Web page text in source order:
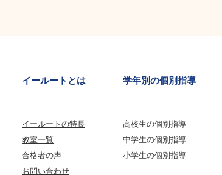
​イールートとは 学年別の個別指導
イールートの特長
教室一覧
合格者の声
​お問い合わせ​
高校生の個別指導
中学生の個別指導
小学生の個別指導